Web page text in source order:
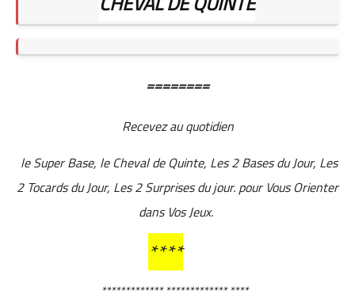
========
Recevez au quotidien
le Super Base, le Cheval de Quinte, Les 2 Bases du Jour, Les
2 Tocards du Jour, Les 2 Surprises du jour. pour Vous Orienter
dans Vos Jeux.
****
************* ************* ****